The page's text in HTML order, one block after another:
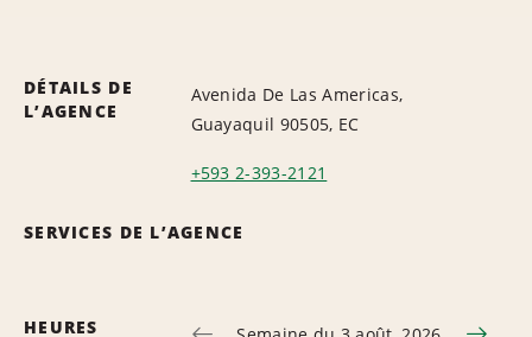
DÉTAILS DE
L’AGENCE
Avenida De Las Americas,
Guayaquil 90505, EC
+593 2-393-2121
SERVICES DE L’AGENCE
HEURES